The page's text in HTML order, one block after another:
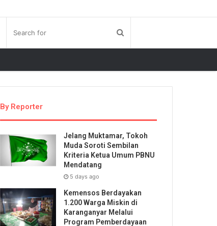
By Reporter
Jelang Muktamar, Tokoh
Muda Soroti Sembilan
Kriteria Ketua Umum PBNU
Mendatang
5 days ago
Kemensos Berdayakan
1.200 Warga Miskin di
Karanganyar Melalui
Program Pemberdayaan